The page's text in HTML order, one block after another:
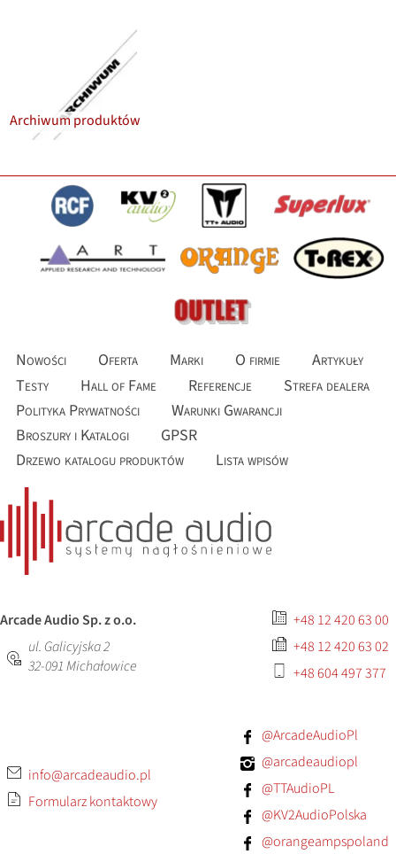
Archiwum produktów
Nowości Oferta Marki O firmie
Artykuły
Testy
Hall of Fame Referencje
Strefa dealera
Polityka Prywatności
Warunki Gwarancji
Broszury i Katalogi
GPSR
Drzewo katalogu produktów
Lista wpisów
Arcade Audio Sp. z o.o.
ul. Galicyjska 2
32-091Michałowice
+48 12 420 63 00
+48 12 420 63 02
+48 604 497 377
info@arcadeaudio.pl
Formularz kontaktowy
@ArcadeAudioPl
@arcadeaudiopl
@TTAudioPL
@KV2AudioPolska
@orangeampspoland